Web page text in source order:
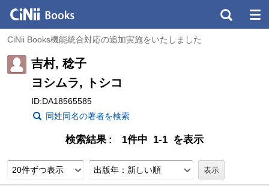
CiNii Books機能統合対応の追加実施をいたしました
吉村, 稔子
ヨシムラ, トシコ
ID:DA18565585
同姓同名の著者を検索
検索結果 1件中 1-1 を表示
20件ずつ表示 出版年：新しい順